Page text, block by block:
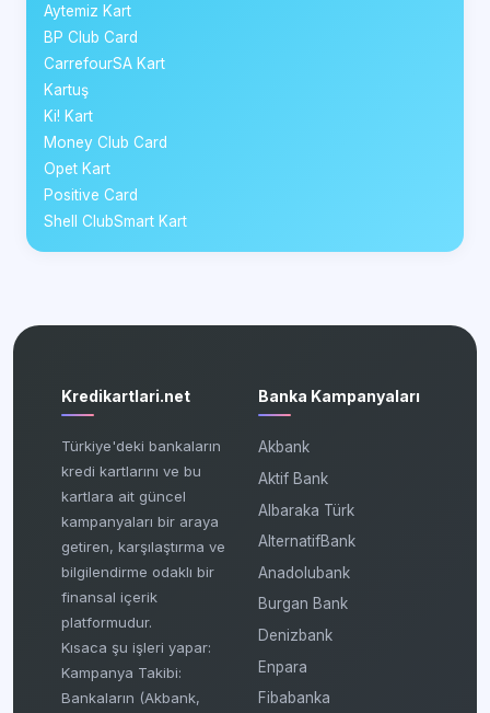
Aytemiz Kart
BP Club Card
CarrefourSA Kart
Kartuş
Ki! Kart
Money Club Card
Opet Kart
Positive Card
Shell ClubSmart Kart
Kredikartlari.net
Türkiye'deki bankaların
kredi kartlarını ve bu
kartlara ait güncel
kampanyaları bir araya
getiren, karşılaştırma ve
bilgilendirme odaklı bir
finansal içerik
platformudur.
Kısaca şu işleri yapar:
Kampanya Takibi:
Bankaların (Akbank,
Banka Kampanyaları
Akbank
Aktif Bank
Albaraka Türk
AlternatifBank
Anadolubank
Burgan Bank
Denizbank
Enpara
Fibabanka